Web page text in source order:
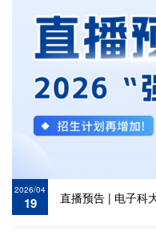
2026/04
19 直播预告 | 电子科